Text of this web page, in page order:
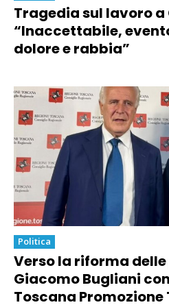
Tragedia sul lavoro a
“Inaccettabile,
dolore e rabbia”
Politica
Verso la riforma
Giacomo Bugliani
Toscana